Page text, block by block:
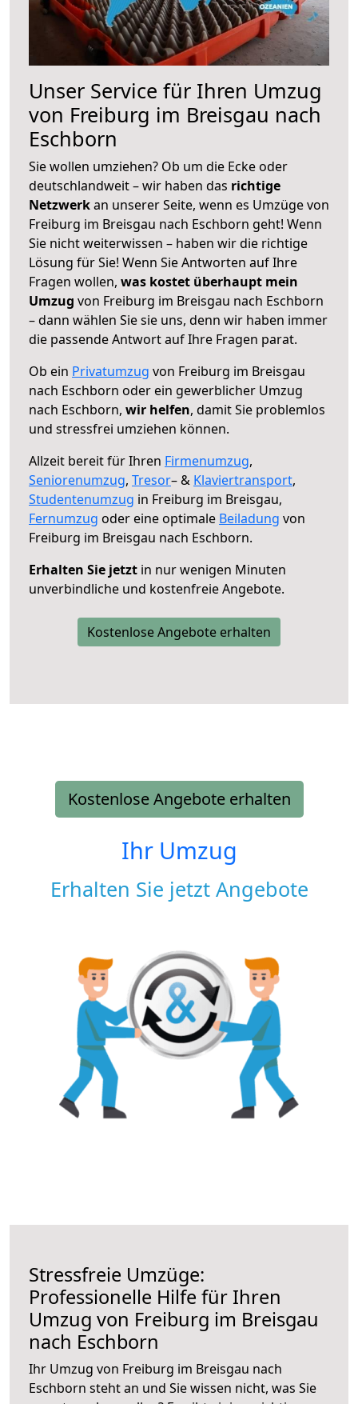
Unser Service für Ihren Umzug
von Freiburg im Breisgau nach
Eschborn
Sie wollen umziehen? Ob um die Ecke oder
deutschlandweit – wir haben das richtige
Netzwerkan unserer Seite, wenn es Umzüge von
Freiburg im Breisgau nach Eschborn geht! Wenn
Sie nicht weiterwissen – haben wir die richtige
Lösung für Sie! Wenn Sie Antworten auf Ihre
Fragen wollen, was kostet überhaupt mein
Umzug von Freiburg im Breisgau nach Eschborn
– dann wählen Sie sie uns, denn wir haben immer
die passende Antwort auf Ihre Fragen parat.
Ob ein Privatumzug von Freiburg im Breisgau
nach Eschborn oder ein gewerblicher Umzug
nach Eschborn, wir helfen, damit Sie problemlos
und stressfrei umziehen können.
Allzeit bereit für Ihren Firmenumzug,
Seniorenumzug, Tresor– & Klaviertransport,
Studentenumzug in Freiburg im Breisgau,
Fernumzug oder eine optimale Beiladung von
Freiburg im Breisgau nach Eschborn.
Erhalten Sie jetzt in nur wenigen Minuten
unverbindliche und kostenfreie Angebote.
Kostenlose Angebote erhalten
Kostenlose Angebote erhalten
Ihr Umzug
Erhalten Sie jetzt Angebote
Stressfreie Umzüge:
Professionelle Hilfe für Ihren
Umzug von Freiburg im Breisgau
nach Eschborn
Ihr Umzug von Freiburg im Breisgau nach
Eschborn steht an und Sie wissen nicht, was Sie